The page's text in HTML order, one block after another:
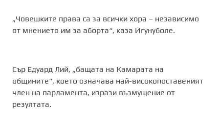
„Човешките права са за всички хора – независимо
от мнението им за аборта“, каза Игунуболе.
Сър Едуард Лий, „бащата на Камарата на
общините“, което означава най-високопоставеният
член на парламента, изрази възмущение от
резултата.